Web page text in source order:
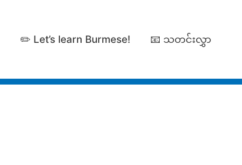
✏️ Let’s learn Burmese! 📧 သတင်းလွှာ